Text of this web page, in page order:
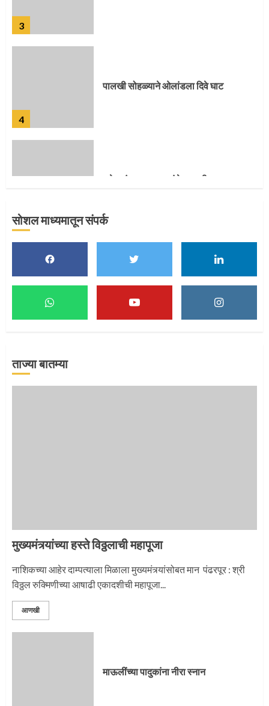
मुख्यमंत्र्यांच्या हस्ते विठ्ठलाची महापूजा
माऊलींच्या पादुकांना नीरा स्नान
सोशल माध्यमातून संपर्क
ताज्या बातम्या
मुख्यमंत्र्यांच्या हस्ते विठ्ठलाची महापूजा
नाशिकच्या आहेर दाम्पत्याला मिळाला मुख्यमंत्र्यांसोबत मान पंढरपूर : श्री
विठ्ठल रुक्मिणीच्या आषाढी एकादशीची महापूजा...
आणखी
माऊलींच्या पादुकांना नीरा स्नान